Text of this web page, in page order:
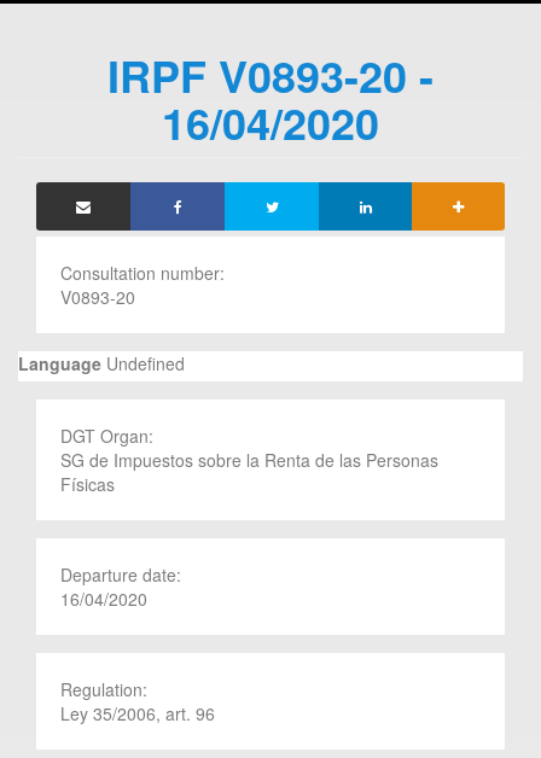
IRPF V0893-20 -
16/04/2020
Consultation number:
V0893-20
Language Undefined
DGT Organ:
SG de Impuestos sobre la Renta de las Personas
Físicas
Departure date:
16/04/2020
Regulation:
Ley 35/2006, art. 96